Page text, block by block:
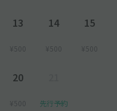
13
¥500
14
¥500
15
¥500
20
¥500 先行予約